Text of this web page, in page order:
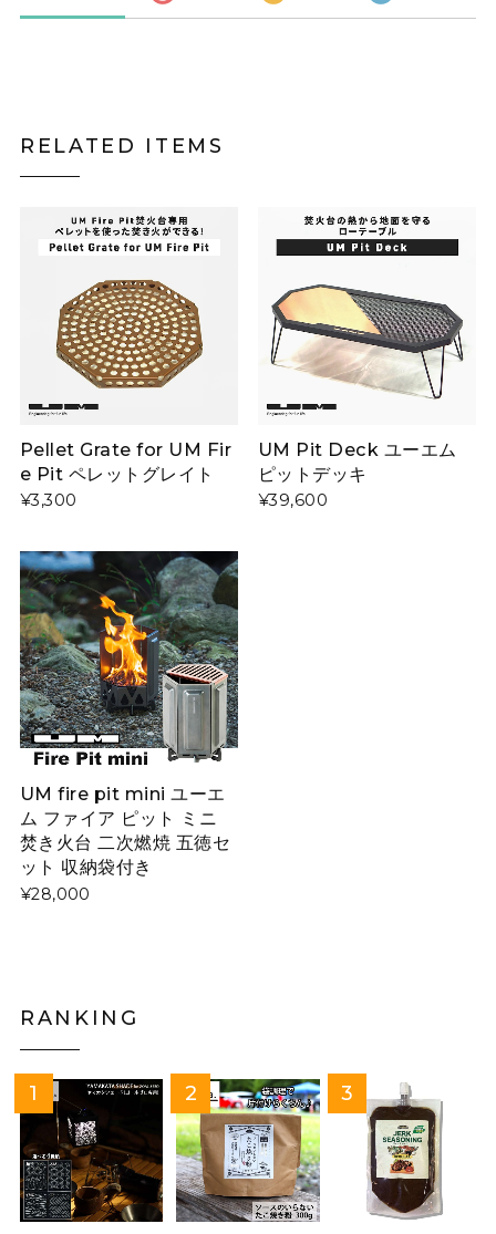
RELATED ITEMS
Pellet Grate for UM Fir
e Pit ペレットグレイト
¥3,300
UM Pit Deck ユーエム
ピットデッキ
¥39,600
UM fire pit mini ユーエ
ム ファイア ピット ミニ
焚き火台 二次燃焼 五徳セ
ット 収納袋付き
¥28,000
RANKING